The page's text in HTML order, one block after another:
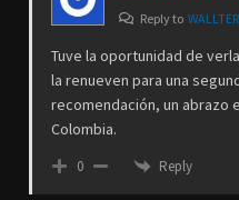
Reply to
Tuve la oportunidad de
la renueven para una
recomendación, un abrazo
Colombia.
0 Reply